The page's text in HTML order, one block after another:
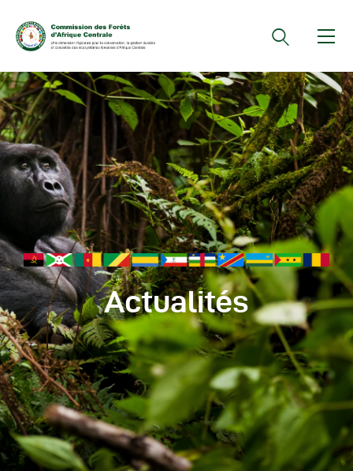
Documents Officiels
Conseils Des Ministres
Comptes Rendus De
Réunions Sous-
Régionales
Rapports
Publications
COMIFAC Newsletter
Réunions Réseaux
CEFDHAC
Autres Publications
Actualités